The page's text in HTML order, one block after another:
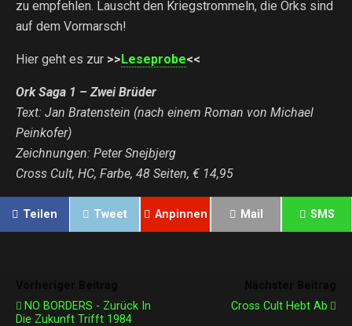
zu empfehlen. Lauscht den Kriegstrommeln, die Orks sind
auf dem Vormarsch!
Hier geht es zur >>Leseprobe<<
Ork Saga 1 – Zwei Brüder
Text: Jan Bratenstein (nach einem Roman von Michael
Peinkofer)
Zeichnungen: Peter Snejbjerg
Cross Cult, HC, Farbe, 48 Seiten, € 14,95
Teilen Tweet Anpinnen Mail SMS
NO BORDERS - Zurück In
Die Zukunft Trifft 1984
Cross Cult Hebt Ab